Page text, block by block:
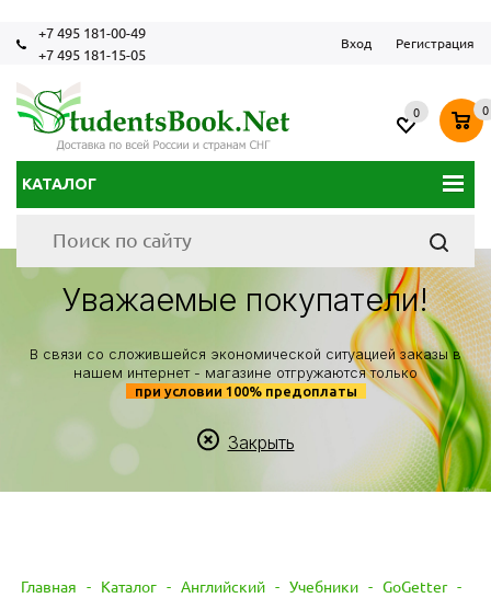
+7 495 181-00-49
+7 495 181-15-05
Вход Регистрация
КАТАЛОГ
0 0
Уважаемые покупатели!
В связи со сложившейся экономической ситуацией заказы в
нашем интернет - магазине отгружаются только
при условии 100% предоплаты
Закрыть
Главная - Каталог - Английский - Учебники - GoGetter -